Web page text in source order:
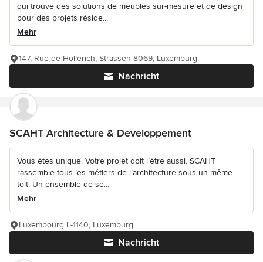
qui trouve des solutions de meubles sur-mesure et de design
pour des projets réside...
Mehr
Nachricht
147, Rue de Hollerich, Strassen 8069, Luxemburg
SCAHT Architecture & Developpement
Vous êtes unique. Votre projet doit l’être aussi. SCAHT
rassemble tous les métiers de l’architecture sous un même
toit. Un ensemble de se...
Mehr
Nachricht
Luxembourg L-1140, Luxemburg